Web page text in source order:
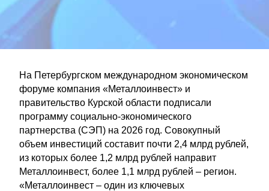
На Петербургском международном экономическом
форуме компания «Металлоинвест» и
правительство Курской области подписали
программу социально-экономического
партнерства (СЭП) на 2026 год. Совокупный
объем инвестиций составит почти 2,4 млрд рублей,
из которых более 1,2 млрд рублей направит
Металлоинвест, более 1,1 млрд рублей – регион.
«Металлоинвест – один из ключевых